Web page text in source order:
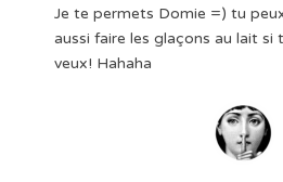
Je te permets Domie =) tu
aussi faire les glaçons au lait si
veux! Hahaha